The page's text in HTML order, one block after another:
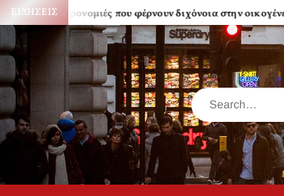
Skip
to
content
ΕΙΔΉΣΕΙΣ
Κληρονομιές που φέρνουν διχόνοια στην οικογένεια
Search